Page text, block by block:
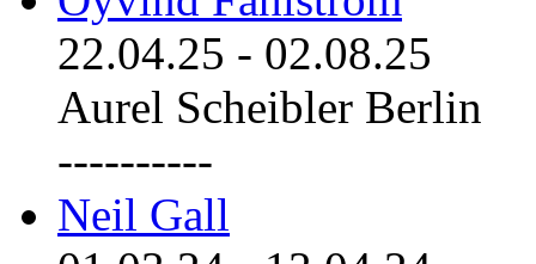
22.04.25 - 02.08.25
Aurel Scheibler Berlin
----------
Neil Gall